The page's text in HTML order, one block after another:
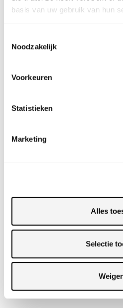
basis van uw gebruik van hun
Noodzakelijk
Voorkeuren
Statistieken
Marketing
Alles
Selectie